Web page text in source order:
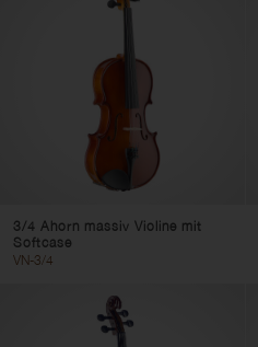
3/4 Ahorn massiv Violine mit
Softcase
VN-3/4